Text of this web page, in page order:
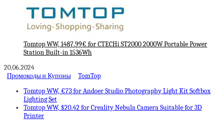
Tomtop WW, 1487.99€ for CTECHi ST2000 2000W Portable Power
Station Built-in 1536Wh
20.06.2024
Промокоды и Купоны
TomTop
Tomtop WW, €73 for Andoer Studio Photography Light Kit Softbox
Lighting Set
Tomtop WW, $20.42 for Creality Nebula Camera Suitable for 3D
Printer